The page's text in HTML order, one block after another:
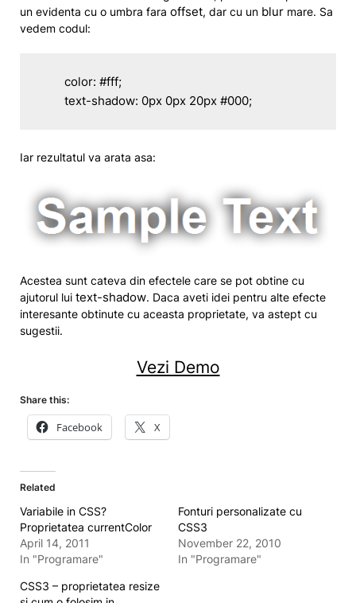
un evidenta cu o umbra fara offset, dar cu un blur mare. Sa
vedem codul:
	text-shadow: 0px 0px 20px #000;
Iar rezultatul va arata asa:
Acestea sunt cateva din efectele care se pot obtine cu
ajutorul lui text-shadow. Daca aveti idei pentru alte efecte
interesante obtinute cu aceasta proprietate, va astept cu
sugestii.
Vezi Demo
Share this:
Facebook X
Related
Variabile in CSS?
Proprietatea currentColor
April 14, 2011
In "Programare"
Fonturi personalizate cu
CSS3
November 22, 2010
In "Programare"
CSS3 – proprietatea resize